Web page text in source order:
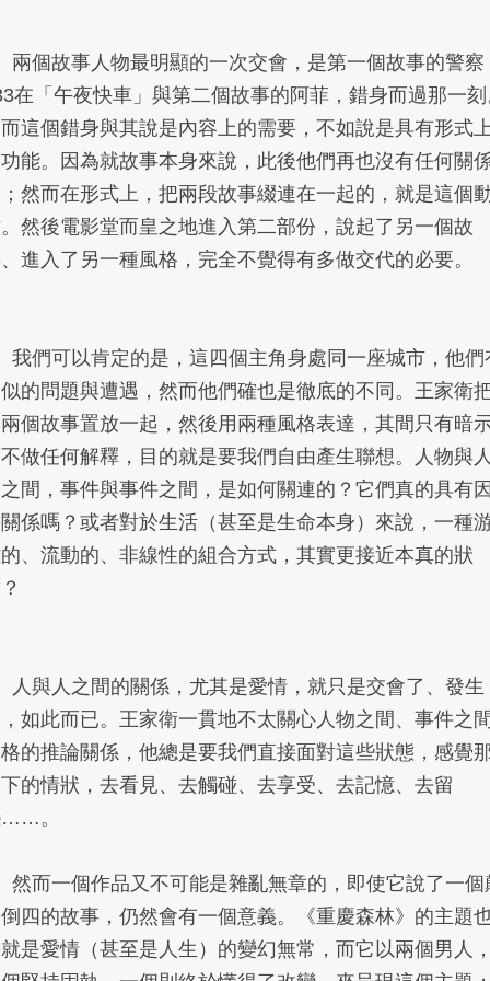
兩個故事人物最明顯的一次交會，是第一個故事的警察
在「午夜快車」與第二個故事的阿菲，錯身而過那一刻
這個錯身與其說是內容上的需要，不如說是具有形式
能。因為就故事本身來說，此後他們再也沒有任何關
然而在形式上，把兩段故事綴連在一起的，就是這個
然後電影堂而皇之地進入第二部份，說起了另一個故
進入了另一種風格，完全不覺得有多做交代的必要。
我們可以肯定的是，這四個主角身處同一座城市，他們
的問題與遭遇，然而他們確也是徹底的不同。王家衛
個故事置放一起，然後用兩種風格表達，其間只有暗
做任何解釋，目的就是要我們自由產生聯想。人物與人
間，事件與事件之間，是如何關連的？它們真的具有因
係嗎？或者對於生活（甚至是生命本身）來說，一種
、流動的、非線性的組合方式，其實更接近本真的狀
人與人之間的關係，尤其是愛情，就只是交會了、發生
如此而已。王家衛一貫地不太關心人物之間、事件之間
的推論關係，他總是要我們直接面對這些狀態，感覺
的情狀，去看見、去觸碰、去享受、去記憶、去留
。
然而一個作品又不可能是雜亂無章的，即使它說了一個
四的故事，仍然會有一個意義。《重慶森林》的主題
是愛情（甚至是人生）的變幻無常，而它以兩個男人，